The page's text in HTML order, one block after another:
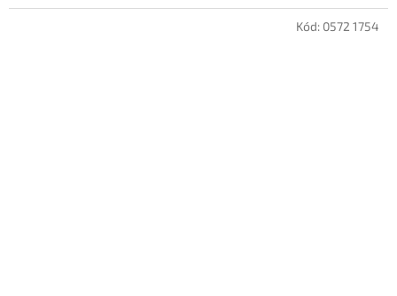
Kód: 0572 1754